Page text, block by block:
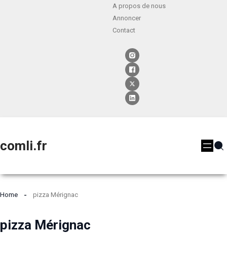
A propos de nous
Annoncer
Contact
comli.fr
Home pizza Mérignac
pizza Mérignac